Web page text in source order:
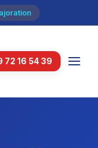
72 16 54 39